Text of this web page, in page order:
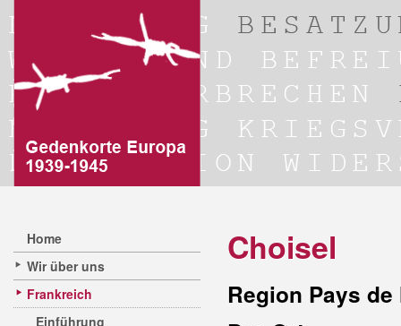
Home
Wir über uns
Frankreich
Einführung
Choisel
Region Pays